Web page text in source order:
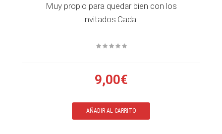
Muy propio para quedar bien con los
invitados.Cada..
9,00€
AÑADIR AL CARRITO